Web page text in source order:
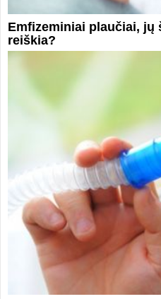
Emfizeminiai plaučiai, jų
reiškia?